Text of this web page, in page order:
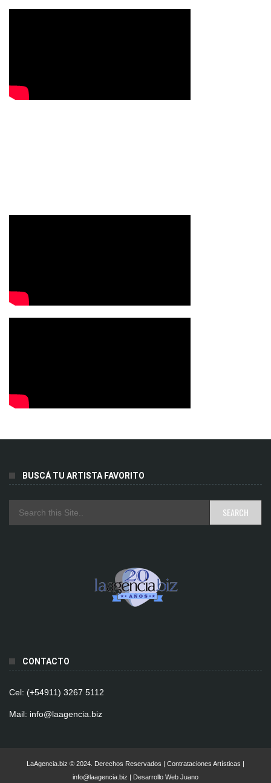
BUSCÁ TU ARTISTA FAVORITO
CONTACTO
Cel: (+54911) 3267 5112
Mail: info@laagencia.biz
LaAgencia.biz © 2024. Derechos Reservados | Contrataciones Artísticas |
info@laagencia.biz | Desarrollo Web Juano